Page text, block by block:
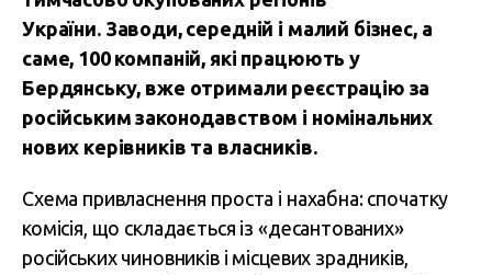
України. Заводи, середній і малий бізнес, а
саме, 100 компаній, які працюють у
Бердянську, вже отримали реєстрацію за
російським законодавством і номінальних
нових керівників та власників.
Схема привласнення проста і нахабна: спочатку
комісія, що складається із «десантованих»
російських чиновників і місцевих зрадників,